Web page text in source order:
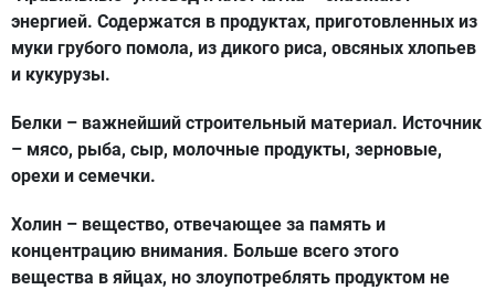
энергией. Содержатся в продуктах, приготовленных из
муки грубого помола, из дикого риса, овсяных хлопьев
и кукурузы.
Белки – важнейший строительный материал. Источник
– мясо, рыба, сыр, молочные продукты, зерновые,
орехи и семечки.
Холин – вещество, отвечающее за память и
концентрацию внимания. Больше всего этого
вещества в яйцах, но злоупотреблять продуктом не